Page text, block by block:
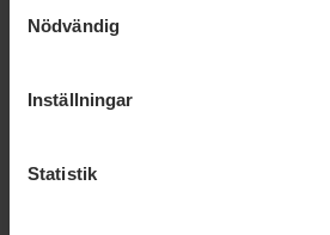
Nödvändig
Inställningar
Statistik
Barn och förskola
E